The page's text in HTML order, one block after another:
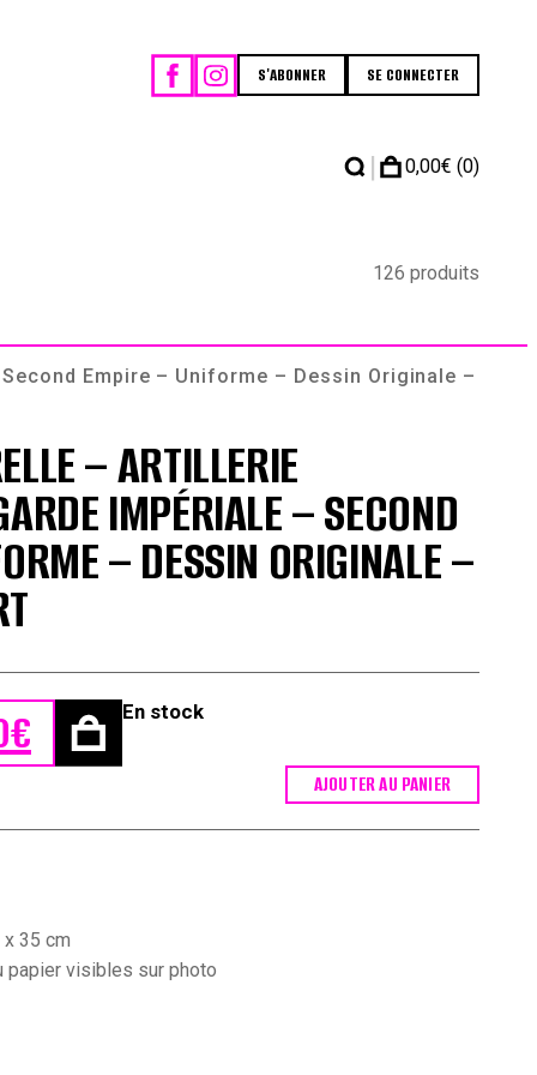
S'ABONNER SE CONNECTER
| 0,00€ (0)
126 produits
Empire – Uniforme – Dessin Originale –
– ARTILLERIE
IMPÉRIALE – SECOND
– DESSIN ORIGINALE –
: 420,00€.
€: 370,00€.
En stock
AJOUTER AU PANIER
35 cm
papier visibles sur photo